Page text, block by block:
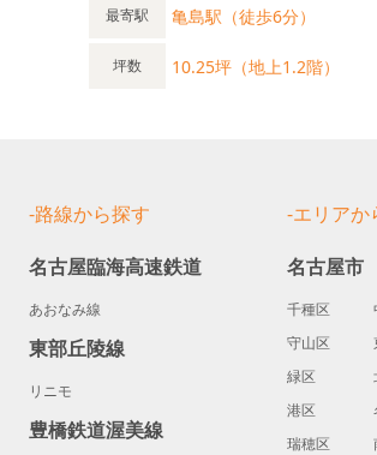
最寄駅 亀島駅（徒歩6分）
坪数 10.25坪（地上1.2階）
-路線から探す
名古屋臨海高速鉄道
あおなみ線
東部丘陵線
リニモ
豊橋鉄道渥美線
-エリアか
名古屋市
千種区
守山区
緑区
港区
瑞穂区